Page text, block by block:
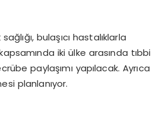
bulaşıcı hastalıklarla
iki ülke arasında tıbbi
paylaşımı yapılacak. Ayrıca
planlanıyor.